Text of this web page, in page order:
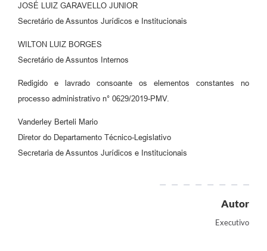
JOSÉ LUIZ GARAVELLO JUNIOR
Secretário de Assuntos Jurídicos e Institucionais
WILTON LUIZ BORGES
Secretário de Assuntos Internos
Redigido e lavrado consoante os elementos constantes no
processo administrativo n° 0629/2019-PMV.
Vanderley Berteli Mario
Diretor do Departamento Técnico-Legislativo
Secretaria de Assuntos Jurídicos e Institucionais
Autor
Executivo